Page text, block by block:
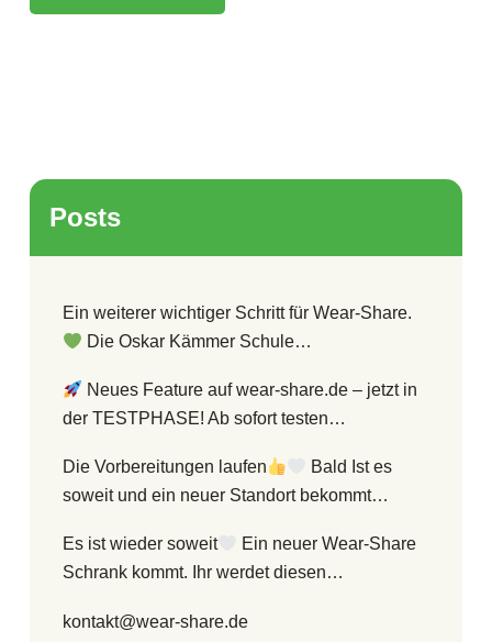
Posts
Ein weiterer wichtiger Schritt für Wear-Share.
Die Oskar Kämmer Schule…
Neues Feature auf wear-share.de – jetzt in
der TESTPHASE! Ab sofort testen…
Die Vorbereitungen laufen
Bald Ist es
soweit und ein neuer Standort bekommt…
Es ist wieder soweit
Ein neuer Wear-Share
Schrank kommt. Ihr werdet diesen…
kontakt@wear-share.de